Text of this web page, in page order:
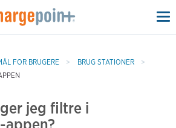
FOR BRUGERE
BRUG STATIONER
jeg filtre i
appen?